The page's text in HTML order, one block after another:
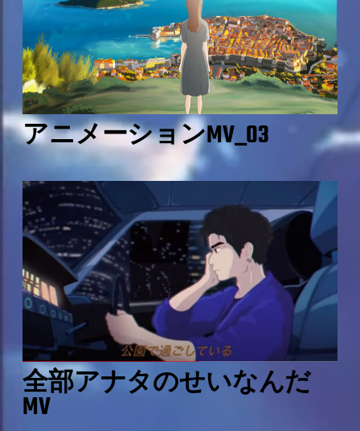
アニメーションMV_03
全部アナタのせいなんだ
MV